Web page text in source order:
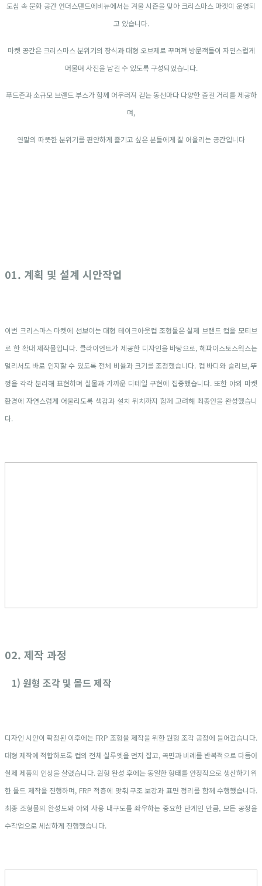
도심 속 문화 공간 언더스탠드에비뉴에서는 겨울 시즌을 맞아 크리스마스 마켓이 운영되
고 있습니다.
마켓 공간은 크리스마스 분위기의 장식과 대형 오브제로 꾸며져 방문객들이 자연스럽게
머물며 사진을 남길 수 있도록 구성되었습니다.
푸드존과 소규모 브랜드 부스가 함께 어우러져 걷는 동선마다 다양한 즐길 거리를 제공하
며,
연말의 따뜻한 분위기를 편안하게 즐기고 싶은 분들에게 잘 어울리는 공간입니다
01. 계획 및 설계 시안작업
이번 크리스마스 마켓에 선보이는 대형 테이크아웃컵 조형물은 실제 브랜드 컵을 모티브
로 한 확대 제작물입니다. 클라이언트가 제공한 디자인을 바탕으로, 헤파이스토스웍스는
멀리서도 바로 인지할 수 있도록 전체 비율과 크기를 조정했습니다. 컵 바디와 슬리브, 뚜
껑을 각각 분리해 표현하며 실물과 가까운 디테일 구현에 집중했습니다. 또한 야외 마켓
환경에 자연스럽게 어울리도록 색감과 설치 위치까지 함께 고려해 최종안을 완성했습니
다.
02. 제작 과정
1) 원형 조각 및 몰드 제작
디자인 시안이 확정된 이후에는 FRP 조형물 제작을 위한 원형 조각 공정에 들어갔습니다.
대형 제작에 적합하도록 컵의 전체 실루엣을 먼저 잡고, 곡면과 비례를 반복적으로 다듬어
실제 제품의 인상을 살렸습니다. 원형 완성 후에는 동일한 형태를 안정적으로 생산하기 위
한 몰드 제작을 진행하며, FRP 적층에 맞춰 구조 보강과 표면 정리를 함께 수행했습니다.
최종 조형물의 완성도와 야외 사용 내구도를 좌우하는 중요한 단계인 만큼, 모든 공정을
수작업으로 세심하게 진행했습니다.